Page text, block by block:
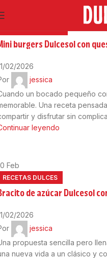
burgers Dulcesol con
02/2026
jessica
un bocado pequeño
Una receta
y disfrutar sin
leyendo
Feb
RECETAS DULCES
de azúcar Dulcesol
02/2026
jessica
propuesta sencilla pero
nueva vida a un clásico y